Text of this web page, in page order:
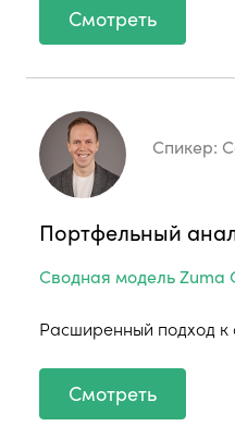
Смотреть
Спикер:
Портфельный
Сводная модель Zuma
Расширенный подход
Смотреть